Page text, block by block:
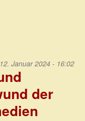
Januar 2024 - 16:02
der